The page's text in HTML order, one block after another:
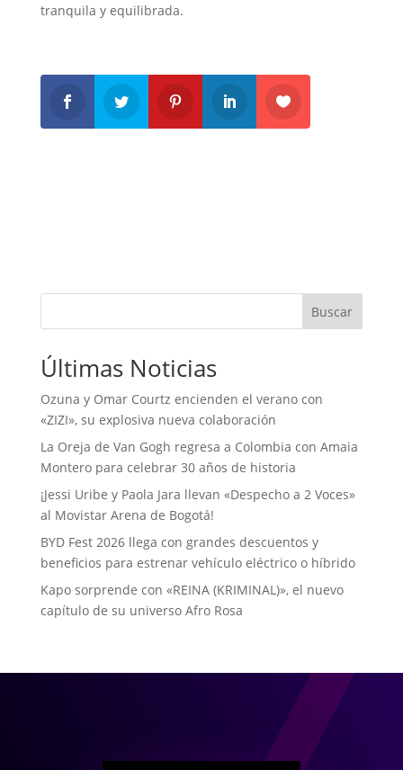
tranquila y equilibrada.
Buscar
Últimas Noticias
Ozuna y Omar Courtz encienden el verano con
«ZIZI», su explosiva nueva colaboración
La Oreja de Van Gogh regresa a Colombia con Amaia
Montero para celebrar 30 años de historia
¡Jessi Uribe y Paola Jara llevan «Despecho a 2 Voces»
al Movistar Arena de Bogotá!
BYD Fest 2026 llega con grandes descuentos y
beneficios para estrenar vehículo eléctrico o híbrido
Kapo sorprende con «REINA (KRIMINAL)», el nuevo
capítulo de su universo Afro Rosa